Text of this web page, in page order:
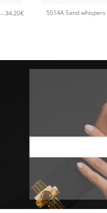
5514A Sand whispers small pendant χειροποίητο κολιέ Catherine bijoux Ασημί34.20€